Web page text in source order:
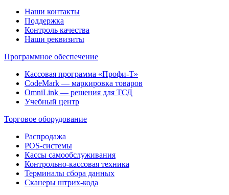
Наши контакты
Поддержка
Контроль качества
Наши реквизиты
Программное обеспечение
Кассовая программа «Профи-Т»
CodeMark — маркировка товаров
OmniLink — решения для ТСД
Учебный центр
Торговое оборудование
Распродажа
POS-системы
Кассы самообслуживания
Контрольно-кассовая техника
Терминалы сбора данных
Сканеры штрих-кода